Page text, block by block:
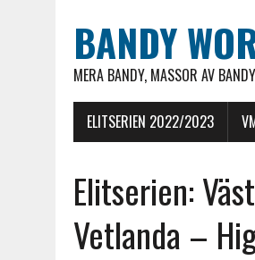
BANDY
MERA BANDY, MASSOR AV
ELITSERIEN 2022/2023
Elitserien:
Vetlanda –